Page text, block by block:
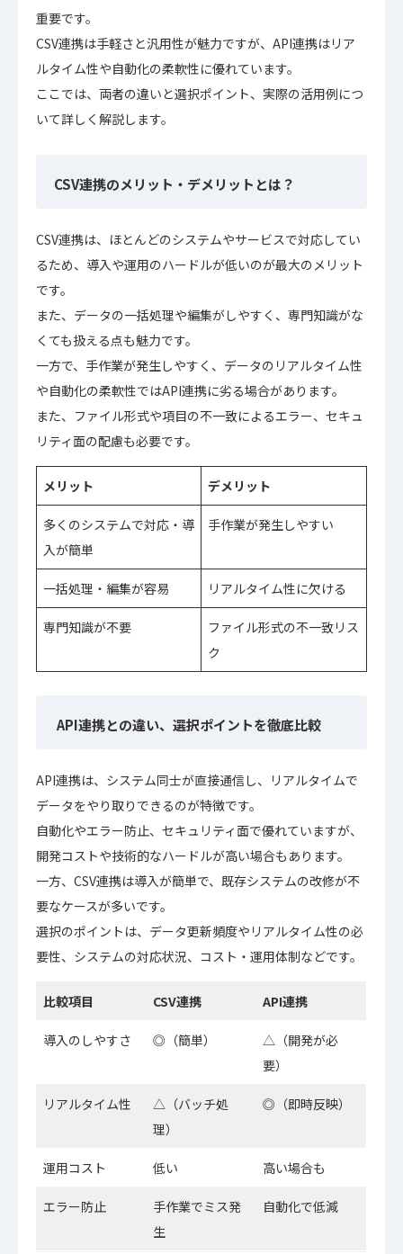
重要です。
CSV連携は手軽さと汎用性が魅力ですが、API連携はリア
ルタイム性や自動化の柔軟性に優れています。
ここでは、両者の違いと選択ポイント、実際の活用例につ
いて詳しく解説します。
CSV連携のメリット・デメリットとは？
CSV連携は、ほとんどのシステムやサービスで対応してい
るため、導入や運用のハードルが低いのが最大のメリット
です。
また、データの一括処理や編集がしやすく、専門知識がな
くても扱える点も魅力です。
一方で、手作業が発生しやすく、データのリアルタイム性
や自動化の柔軟性ではAPI連携に劣る場合があります。
また、ファイル形式や項目の不一致によるエラー、セキュ
リティ面の配慮も必要です。
メリット デメリット
多くのシステムで対応・導
入が簡単
手作業が発生しやすい
一括処理・編集が容易 リアルタイム性に欠ける
専門知識が不要
ファイル形式の不一致リス
ク
API連携との違い、選択ポイントを徹底比較
API連携は、システム同士が直接通信し、リアルタイムで
データをやり取りできるのが特徴です。
自動化やエラー防止、セキュリティ面で優れていますが、
開発コストや技術的なハードルが高い場合もあります。
一方、CSV連携は導入が簡単で、既存システムの改修が不
要なケースが多いです。
選択のポイントは、データ更新頻度やリアルタイム性の必
要性、システムの対応状況、コスト・運用体制などです。
比較項目 CSV連携 API連携
導入のしやすさ ◎（簡単）
△（開発が必
要）
リアルタイム性
△（バッチ処
理）
◎（即時反映）
運用コスト 低い 高い場合も
エラー防止
手作業でミス発
生
自動化で低減